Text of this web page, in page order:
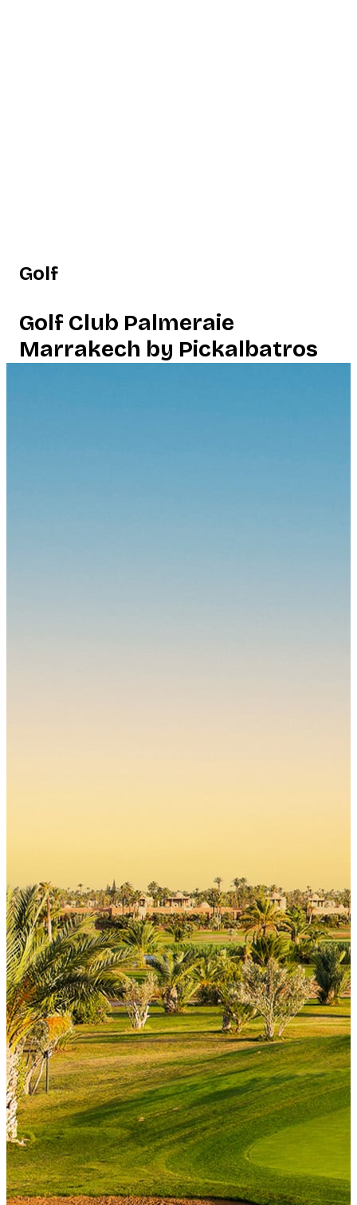
Golf
Golf Club Palmeraie
Marrakech by Pickalbatros